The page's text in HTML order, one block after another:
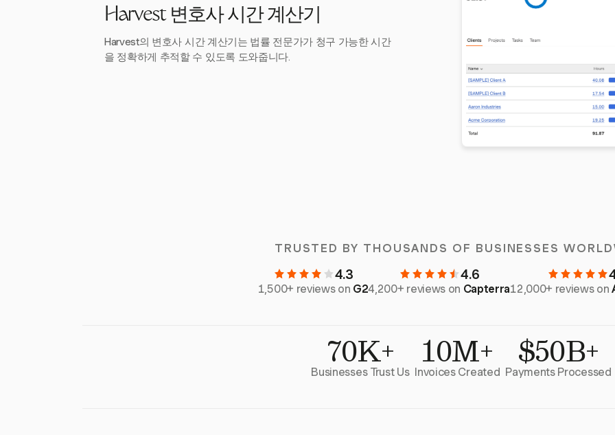
Harvest 변호사 시간 계산기
Harvest의 변호사 시간 계산기는 법률 전문가가 청구 가능한 시간
을 정확하게 추적할 수 있도록 도와줍니다.
TRUSTED BY THOUSANDS OF BUSINESSES
4.3
1,500+ reviews on G2
4.6
4,200+ reviews on Capterra12,000+ reviews on
70K+
Businesses Trust Us 10M+
Invoices Created $50B+
Payments Processed